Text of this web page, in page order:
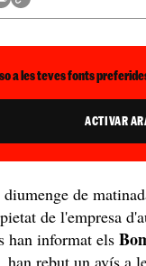
a les teves fonts
ACTIVAR
diumenge de
de l'empresa
han informat els
rebut un avís a